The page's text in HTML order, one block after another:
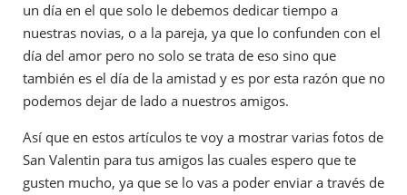
un día en el que solo le debemos dedicar tiempo a
nuestras novias, o a la pareja, ya que lo confunden con el
día del amor pero no solo se trata de eso sino que
también es el día de la amistad y es por esta razón que no
podemos dejar de lado a nuestros amigos.
Así que en estos artículos te voy a mostrar varias fotos de
San Valentin para tus amigos las cuales espero que te
gusten mucho, ya que se lo vas a poder enviar a través de